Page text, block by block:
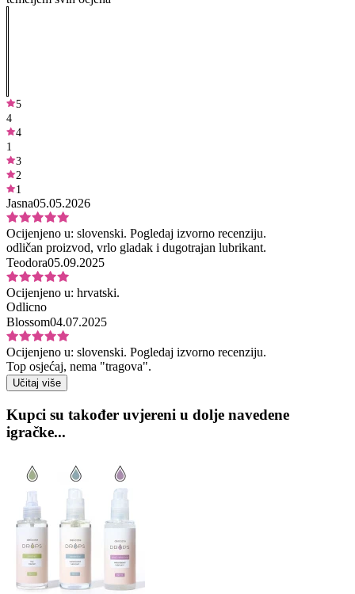
5
4
4
1
3
2
1
Jasna05.05.2026
Ocijenjeno u: slovenski. Pogledaj izvorno recenziju.
odličan proizvod, vrlo gladak i dugotrajan lubrikant.
Teodora05.09.2025
Ocijenjeno u: hrvatski.
Odlicno
Blossom04.07.2025
Ocijenjeno u: slovenski. Pogledaj izvorno recenziju.
Top osjećaj, nema "tragova".
Učitaj više
Kupci su također uvjereni u dolje navedene
igračke...